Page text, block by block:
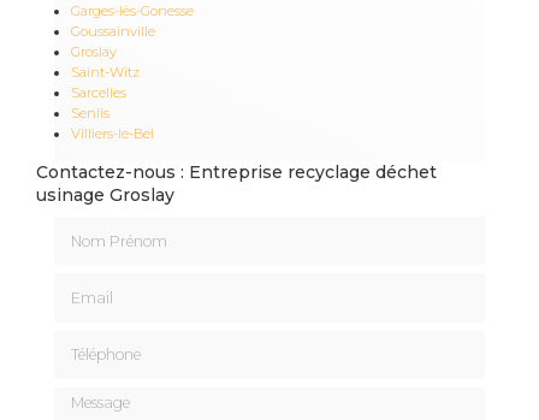
Garges-lès-Gonesse
Goussainville
Groslay
Saint-Witz
Sarcelles
Senlis
Villiers-le-Bel
Contactez-nous : Entreprise recyclage déchet
usinage Groslay
Message